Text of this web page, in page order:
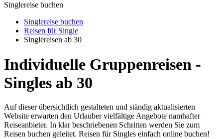
Singlereise buchen
Singlereise buchen
Reisen für Single
Singlereisen ab 30
Individuelle Gruppenreisen -
Singles ab 30
Auf dieser übersichtlich gestalteten und ständig aktualisierten
Website erwarten den Urlauber vielfältige Angebote namhafter
Reiseanbieter. In klar beschriebenen Schritten werden Sie zum
Reisen buchen geleitet. Reisen für Singles einfach online buchen!